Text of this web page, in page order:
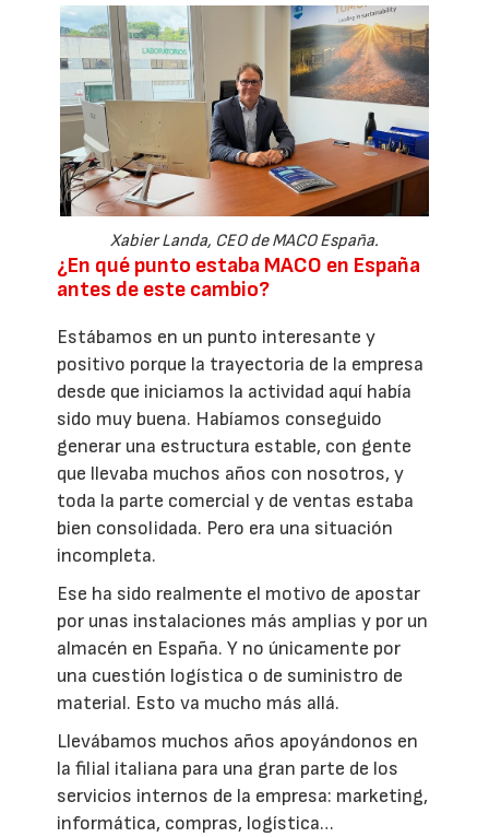
Xabier Landa, CEO de MACO España.
¿En qué punto estaba MACO en España
antes de este cambio?
Estábamos en un punto interesante y
positivo porque la trayectoria de la empresa
desde que iniciamos la actividad aquí había
sido muy buena. Habíamos conseguido
generar una estructura estable, con gente
que llevaba muchos años con nosotros, y
toda la parte comercial y de ventas estaba
bien consolidada. Pero era una situación
incompleta.
Ese ha sido realmente el motivo de apostar
por unas instalaciones más amplias y por un
almacén en España. Y no únicamente por
una cuestión logística o de suministro de
material. Esto va mucho más allá.
Llevábamos muchos años apoyándonos en
la filial italiana para una gran parte de los
servicios internos de la empresa: marketing,
informática, compras, logística…